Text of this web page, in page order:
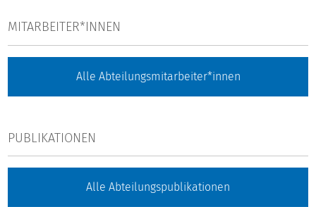
MITARBEITER*INNEN
Alle Abteilungsmitarbeiter*innen
PUBLIKATIONEN
Alle Abteilungspublikationen